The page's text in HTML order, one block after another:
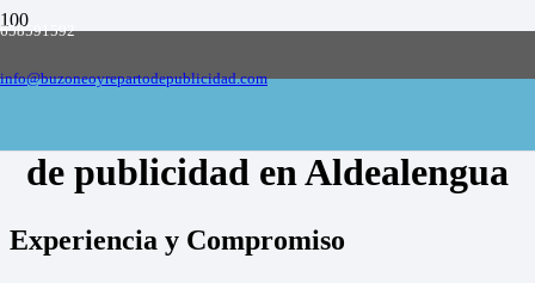
658591592
info@buzoneoyrepartodepublicidad.com
Empresa de buzoneo y reparto de publicidad
de publicidad en Aldealengua
Experiencia y Compromiso